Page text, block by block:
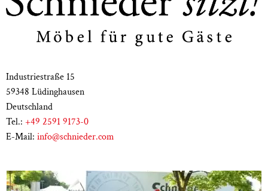
Industriestraße 15
59348 Lüdinghausen
Deutschland
Tel.: +49 2591 9173-0
E-Mail: info@schnieder.com